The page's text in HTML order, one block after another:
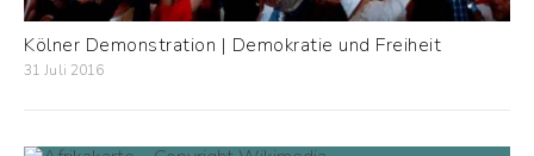
Kölner Demonstration | Demokratie und Freiheit
31 Juli 2016